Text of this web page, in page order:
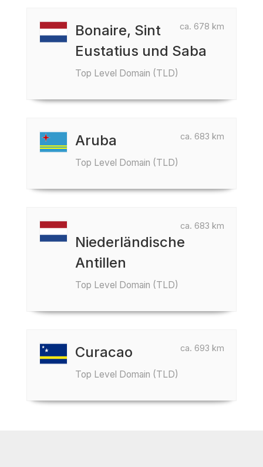
ca. 678 km
Bonaire, Sint
Eustatius und Saba
Top Level Domain (TLD)
ca. 683 km
Aruba
Top Level Domain (TLD)
ca. 683 km
Niederländische
Antillen
Top Level Domain (TLD)
ca. 693 km
Curacao
Top Level Domain (TLD)